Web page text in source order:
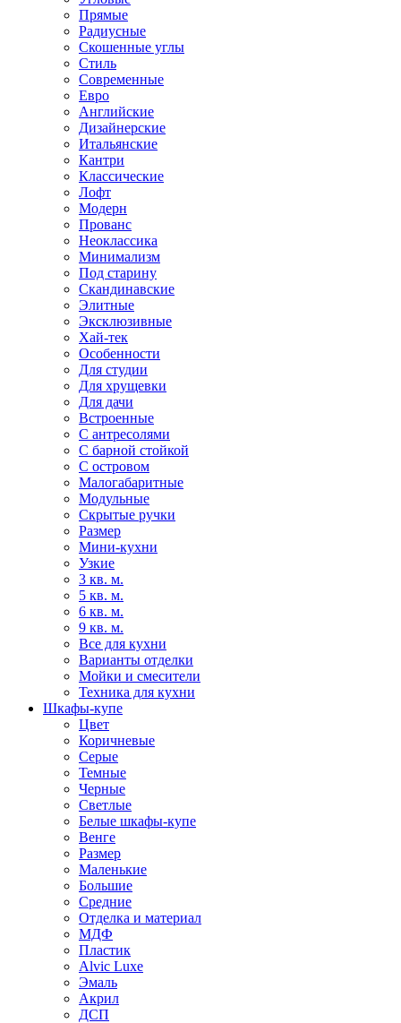
Прямые
Радиусные
Скошенные углы
Стиль
Современные
Евро
Английские
Дизайнерские
Итальянские
Кантри
Классические
Лофт
Модерн
Прованс
Неоклассика
Минимализм
Под старину
Скандинавские
Элитные
Эксклюзивные
Хай-тек
Особенности
Для студии
Для хрущевки
Для дачи
Встроенные
С антресолями
С барной стойкой
С островом
Малогабаритные
Модульные
Скрытые ручки
Размер
Мини-кухни
Узкие
3 кв. м.
5 кв. м.
6 кв. м.
9 кв. м.
Все для кухни
Варианты отделки
Мойки и смесители
Техника для кухни
Шкафы-купе
Цвет
Коричневые
Серые
Темные
Черные
Светлые
Белые шкафы-купе
Венге
Размер
Маленькие
Большие
Средние
Отделка и материал
МДФ
Пластик
Alvic Luxe
Эмаль
Акрил
ДСП